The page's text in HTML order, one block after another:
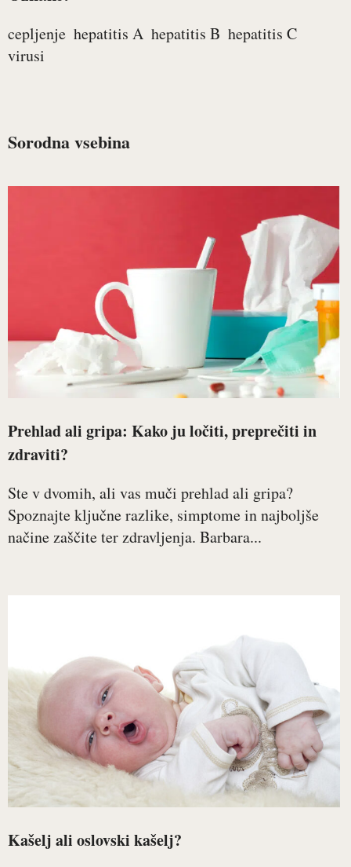
cepljenje hepatitis A hepatitis B hepatitis C
virusi
Sorodna vsebina
Prehlad ali gripa: Kako ju ločiti, preprečiti in
zdraviti?
Ste v dvomih, ali vas muči prehlad ali gripa?
Spoznajte ključne razlike, simptome in najboljše
načine zaščite ter zdravljenja. Barbara...
Kašelj ali oslovski kašelj?